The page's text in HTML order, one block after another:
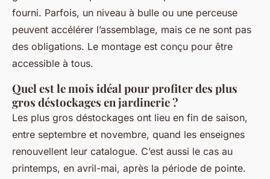
fourni. Parfois, un niveau à bulle ou une perceuse
peuvent accélérer l’assemblage, mais ce ne sont pas
des obligations. Le montage est conçu pour être
accessible à tous.
Quel est le mois idéal pour profiter des plus
gros déstockages en jardinerie ?
Les plus gros déstockages ont lieu en fin de saison,
entre septembre et novembre, quand les enseignes
renouvellent leur catalogue. C’est aussi le cas au
printemps, en avril-mai, après la période de pointe.